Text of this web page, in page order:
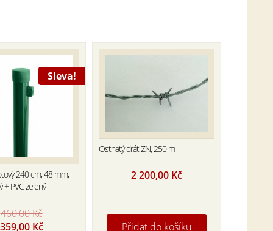
Sleva!
240 cm, 48 mm,
+ PVC zelený
460,00Kč
Original
359,00 KčCurrent
Ostnatý drát ZN, 250 m
2 200,00 Kč
Přidat do košíku